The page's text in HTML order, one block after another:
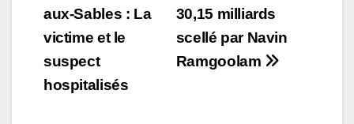
30,15 milliards
scellé par Navin
Ramgoolam
aux-Sables : La
victime et le
suspect
hospitalisés